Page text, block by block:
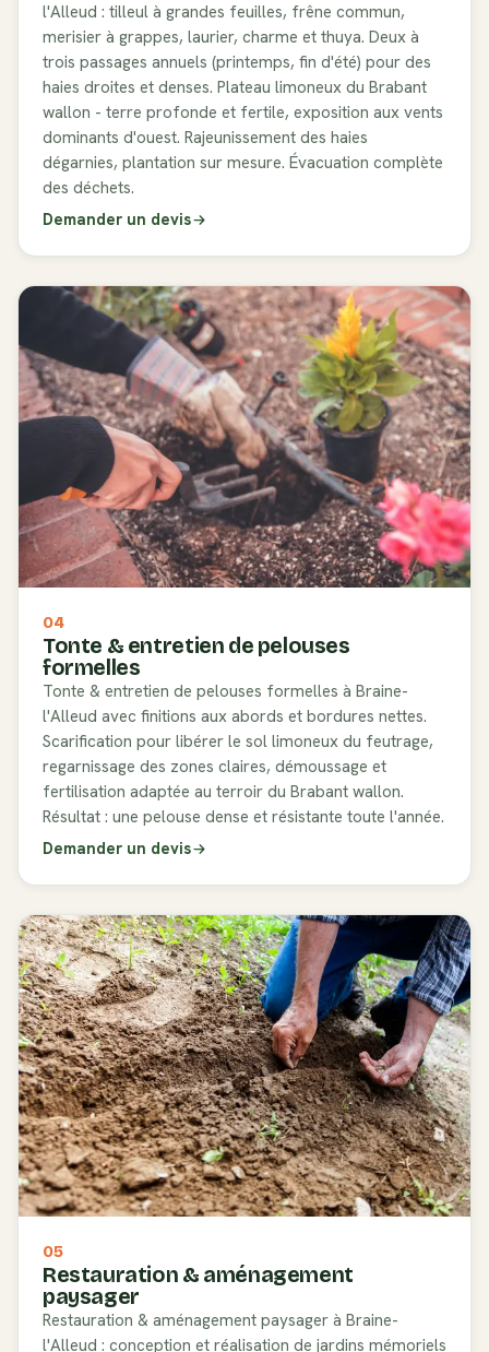
l'Alleud : tilleul à grandes feuilles, frêne commun,
merisier à grappes, laurier, charme et thuya. Deux à
trois passages annuels (printemps, fin d'été) pour des
haies droites et denses. Plateau limoneux du Brabant
wallon - terre profonde et fertile, exposition aux vents
dominants d'ouest. Rajeunissement des haies
dégarnies, plantation sur mesure. Évacuation complète
des déchets.
Demander un devis
04
Tonte & entretien de pelouses
formelles
Tonte & entretien de pelouses formelles à Braine-
l'Alleud avec finitions aux abords et bordures nettes.
Scarification pour libérer le sol limoneux du feutrage,
regarnissage des zones claires, démoussage et
fertilisation adaptée au terroir du Brabant wallon.
Résultat : une pelouse dense et résistante toute l'année.
Demander un devis
05
Restauration & aménagement
paysager
Restauration & aménagement paysager à Braine-
l'Alleud : conception et réalisation de jardins mémoriels